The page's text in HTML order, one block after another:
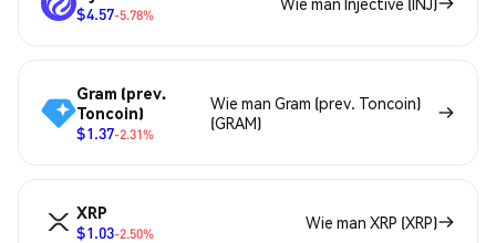
$4.57-5.78%
Gram (prev.
Toncoin)
$1.37-2.31%
Wie man Gram (prev. Toncoin)
(GRAM)
XRP
$1.03-2.50%
Wie man XRP (XRP)